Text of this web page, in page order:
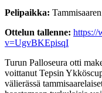
Pelipaikka:
Ottelun tallenne: https://
v=UgvBKEpisqI
Turun Palloseura otti
voittanut Tepsin
välierässä